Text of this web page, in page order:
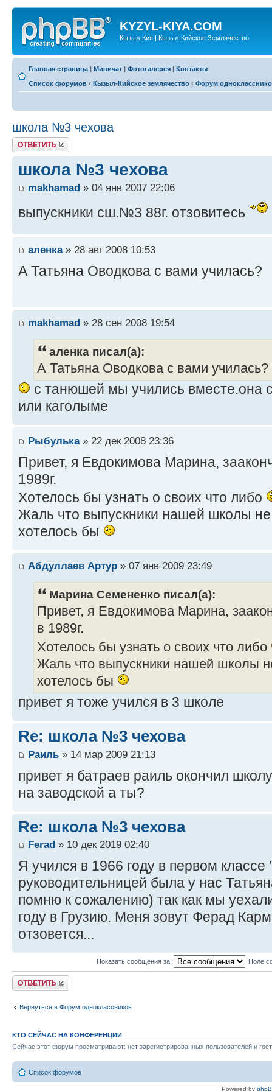
KYZYL-KIYA.COM
Кызыл-Кия | Кызыл-Кийское Землячество
Главная страница | Миничат | Фотогалерея | Контакты
Список форумов ‹ Кызыл-Кийское землячество ‹ Форум
школа №3 чехова
Ответить
школа №3 чехова
makhamad » 04 янв 2007 22:06
выпускники сш.№3 88г. отзовитесь
аленка» 28 авг 2008 10:53
А Татьяна Оводкова с вами училась?
makhamad » 28 сен 2008 19:54
аленка писал(а):
А Татьяна Оводкова с вами училась?
с танюшей мы учились вместе.она
или каголыме
Рыбулька» 22 дек 2008 23:36
Привет, я Евдокимова Марина,
1989г.
Хотелось бы узнать о своих что либо
Жаль что выпускники нашей школы не
хотелось бы
Абдуллаев Артур » 07 янв 2009 23:49
Марина Семененко писал(а):
Привет, я Евдокимова Марина,
в 1989г.
Хотелось бы узнать о своих что либо
Жаль что выпускники нашей школы
хотелось бы
привет я тоже учился в 3 школе
Re: школа №3 чехова
Раиль » 14 мар 2009 21:13
привет я батраев раиль окончил
на заводской а ты?
Re: школа №3 чехова
Ferad » 10 дек 2019 02:40
Я учился в 1966 году в первом
руководительницей была у нас
помню к сожалению) так как мы
году в Грузию. Меня зовут Ферад
отзовется...
Показать сообщения за: Поле
Ответить
Вернуться в Форум одноклассников
КТО СЕЙЧАС НА КОНФЕРЕНЦИИ
Сейчас этот форум просматривают: нет зарегистрированных пользователей и
Список форумов
Powered by